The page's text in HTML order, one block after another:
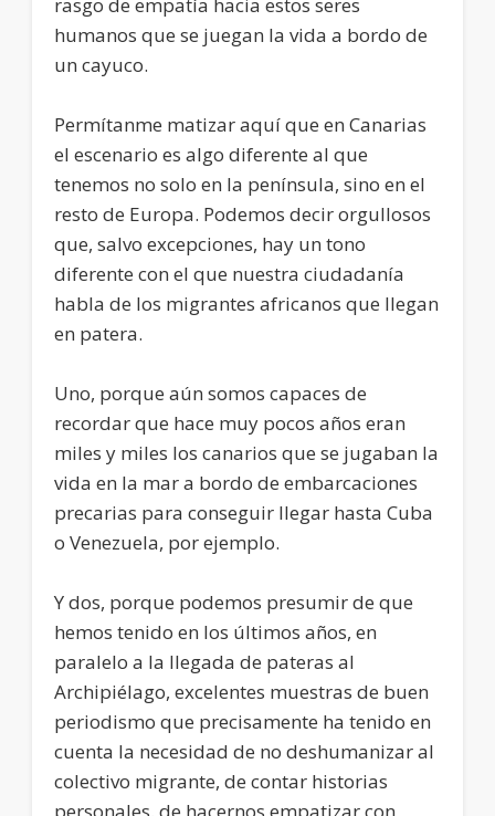
humanos que se juegan la vida a bordo de
un cayuco.
Permítanme matizar aquí que en Canarias
el escenario es algo diferente al que
tenemos no solo en la península, sino en el
resto de Europa. Podemos decir orgullosos
que, salvo excepciones, hay un tono
diferente con el que nuestra ciudadanía
habla de los migrantes africanos que llegan
en patera.
Uno, porque aún somos capaces de
recordar que hace muy pocos años eran
miles y miles los canarios que se jugaban la
vida en la mar a bordo de embarcaciones
precarias para conseguir llegar hasta Cuba
o Venezuela, por ejemplo.
Y dos, porque podemos presumir de que
hemos tenido en los últimos años, en
paralelo a la llegada de pateras al
Archipiélago, excelentes muestras de buen
periodismo que precisamente ha tenido en
cuenta la necesidad de no deshumanizar al
colectivo migrante, de contar historias